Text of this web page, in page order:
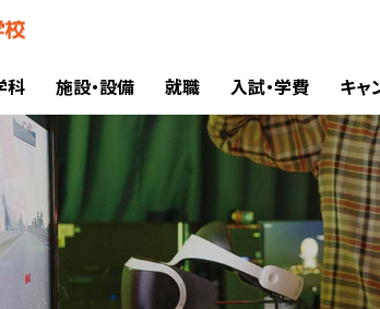
科 施設・設備 就職 入試・学費 キャ